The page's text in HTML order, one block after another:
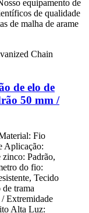
equipamento de
de qualidade
de malha de arame
de elo de
50 mm /
Fio
Aplicação:
zinco: Padrão,
do fio:
Tecido
trama
Extremidade
Alta Luz: